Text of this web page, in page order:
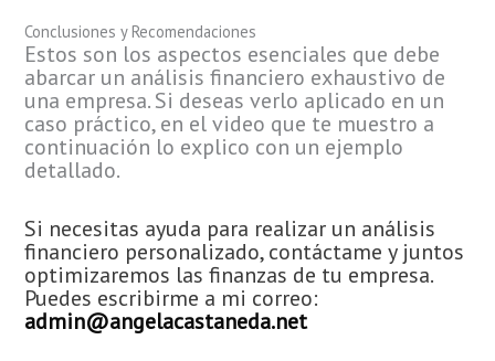
Conclusiones y Recomendaciones
Estos son los aspectos esenciales que debe
abarcar un análisis financiero exhaustivo de
una empresa. Si deseas verlo aplicado en un
caso práctico, en el video que te muestro a
continuación lo explico con un ejemplo
detallado.
Si necesitas ayuda para realizar un análisis
financiero personalizado, contáctame y juntos
optimizaremos las finanzas de tu empresa.
Puedes escribirme a mi correo:
admin@angelacastaneda.net